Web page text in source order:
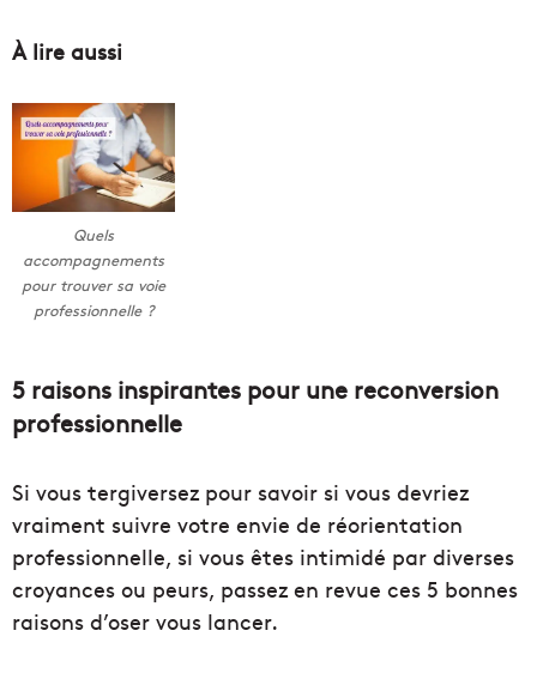
À lire aussi
Quels
accompagnements
pour trouver sa voie
professionnelle ?
5 raisons inspirantes pour une reconversion
professionnelle
Si vous tergiversez pour savoir si vous devriez
vraiment suivre votre envie de réorientation
professionnelle, si vous êtes intimidé par diverses
croyances ou peurs, passez en revue ces 5 bonnes
raisons d’oser vous lancer.